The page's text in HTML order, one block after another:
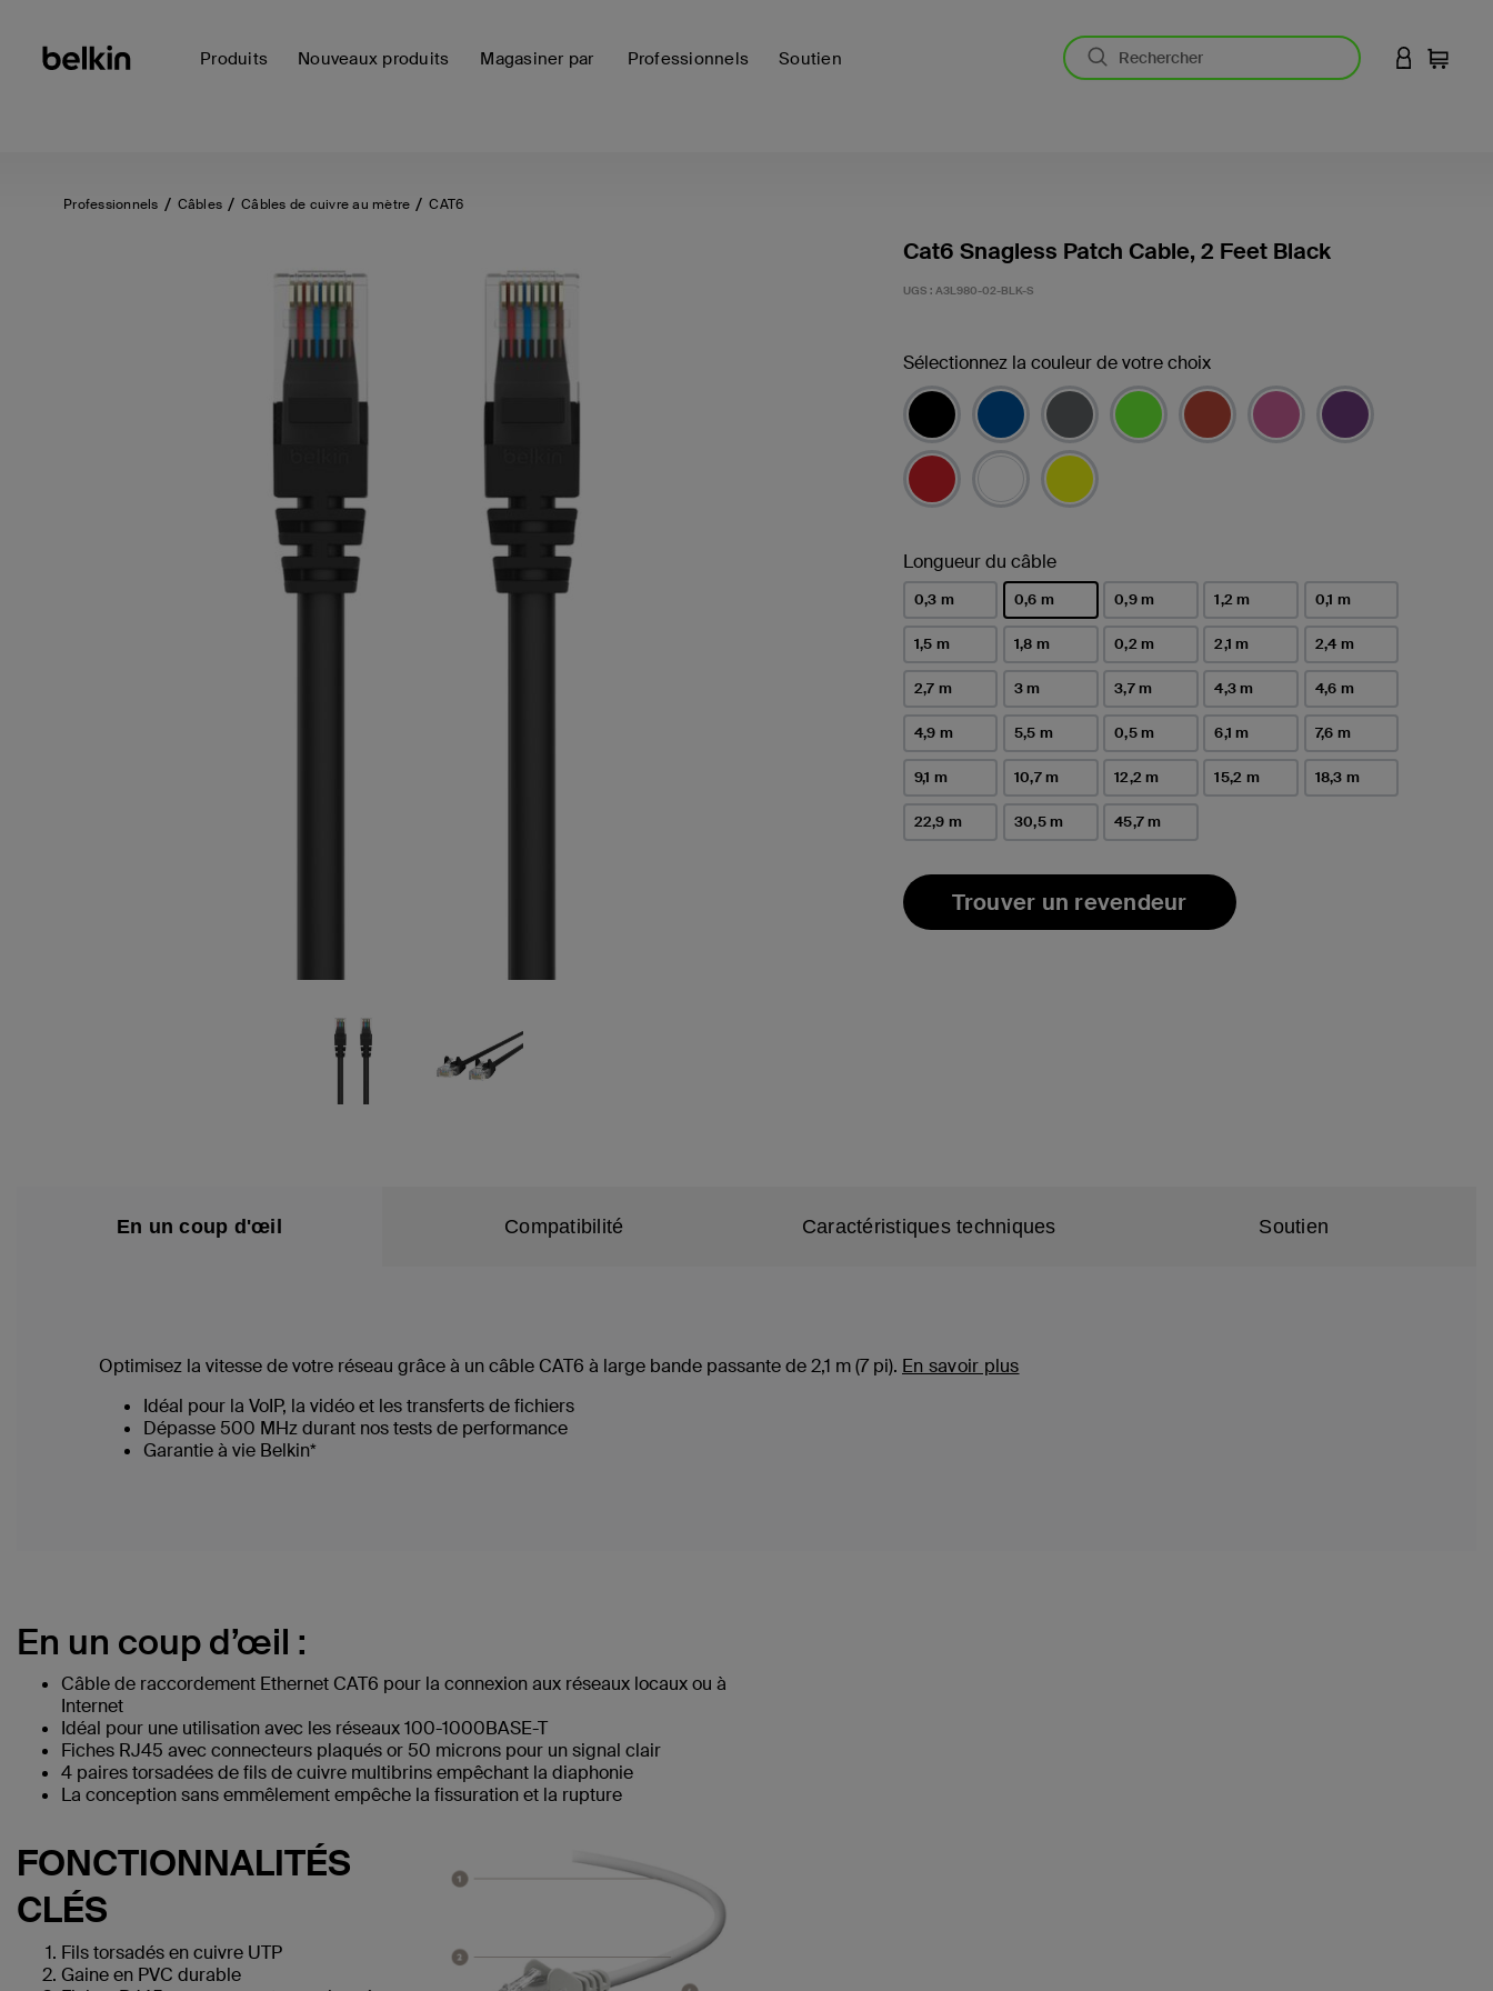
Produits Nouveaux produits Magasiner par Professionnels Soutien Panier
Professionnels Câbles Câbles de cuivre au mètre CAT6
Cat6 Snagless Patch Cable, 2 Feet Black
UGS : A3L980-02-BLK-S
Sélectionnez la couleur de votre choix
Longueur du câble
0,3 m 0,6 m
sélectionné(s)
0,9 m 1,2 m 0,1 m
1,5 m 1,8 m 0,2 m 2,1 m 2,4 m
2,7 m 3 m 3,7 m 4,3 m 4,6 m
4,9 m 5,5 m 0,5 m 6,1 m 7,6 m
9,1 m 10,7 m 12,2 m 15,2 m 18,3 m
22,9 m 30,5 m 45,7 m
Trouver un revendeur
En un coup d'œil Compatibilité Caractéristiques techniques Soutien
Optimisez la vitesse de votre réseau grâce à un câble CAT6 à large bande passante de 2,1 m (7pi). En savoir plus
Idéal pour la VoIP, la vidéo et les transferts de fichiers
Dépasse 500 MHz durant nos tests de performance
Garantie à vie Belkin*
En un coup d’œil :
Câble de raccordement Ethernet CAT6 pour la connexion aux réseaux locaux ou à
Internet
Idéal pour une utilisation avec les réseaux 100-1000BASE-T
Fiches RJ45 avec connecteurs plaqués or 50 microns pour un signal clair
4 paires torsadées de fils de cuivre multibrins empêchant la diaphonie
La conception sans emmêlement empêche la fissuration et la rupture
FONCTIONNALITÉS
CLÉS
Fils torsadés en cuivre UTP
Gaine en PVC durable